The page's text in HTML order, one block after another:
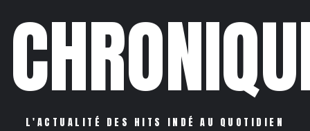
L'ACTUALITÉ DES HITS INDÉ AU QUOTIDIEN